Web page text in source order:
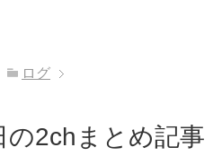
ログ
の2chまとめ記事